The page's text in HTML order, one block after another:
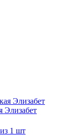
Элизабет